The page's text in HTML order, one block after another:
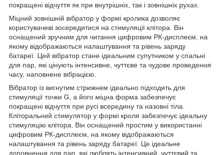
покращені відчуття як при внутрішніх, так і зовнішніх рухах.
Міцний зовнішній вібратор у формі кролика дозволяє
користувачеві зосередитися на стимуляції клітора. Він
оснащений зручним для читання цифровим РК-дисплеєм, на
якому відображаються налаштування та рівень заряду
батареї. Цей вібратор стане ідеальним супутником у спальні
для пар, які цінують інтенсивне, чуттєве та чудове проведення
часу, наповнене вібрацією.
Вібратор із вигнутим стрижнем ідеально підходить для
стимуляції точки G, а його міцна форма забезпечує
покращені відчуття при русі всередину та назовні тіла.
Кліторальний стимулятор у формі кроля забезпечує ідеальну
стимуляцію клітора. Він оснащений простим у використанні
цифровим РК-дисплеєм, на якому відображаються
налаштування та рівень заряду батареї. Це ідеальне
доповнення для пар, які люблять інтенсивний, чуттєвий та